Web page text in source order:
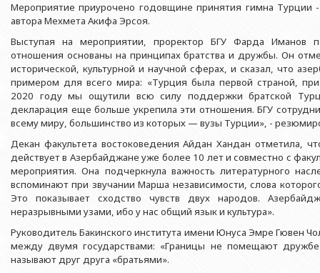
Выпускники БГУ
Образование в БГУ
Перечень специальностей
Знаменательные даты в истории БГУ
Отдел протокола
Культурно-творческий центр
Спортивно-оздоровительный
Университетская газета
Типография
Издательство
Исторический
Факультет
Юридический
Факультет
Факультет
Факультет
Факультет Теология
Факультет
Азербайджанской
Юридическое
образования
Юридическое
Азербайджанской
Юридическое
и образования
Мероприятие приурочено годовщине принятия гимна
автора Мехмета Акифа Эрсоя.
Выступая на мероприятии, проректор БГУ Фарда Иманов
отношения основаны на принципах братства и дружбы. Он
исторической, культурной и научной сферах, и сказал, что
примером для всего мира: «Турция была первой страной,
2020 году мы ощутили всю силу поддержки братской
декларация еще больше укрепила эти отношения. БГУ
всему миру, большинство из которых — вузы Турции», -
Декан факультета востоковедения Айдан Хандан отметила,
действует в Азербайджане уже более 10 лет и совместно с
мероприятия. Она подчеркнула важность литературного
вспоминают при звучании Марша независимости, слова
Это показывает сходство чувств двух народов.
неразрывными узами, ибо у нас общий язык и культура».
Руководитель Бакинского института имени Юнуса Эмре Гювен
между двумя государствами: «Границы не помещают
называют друг друга «братьями».